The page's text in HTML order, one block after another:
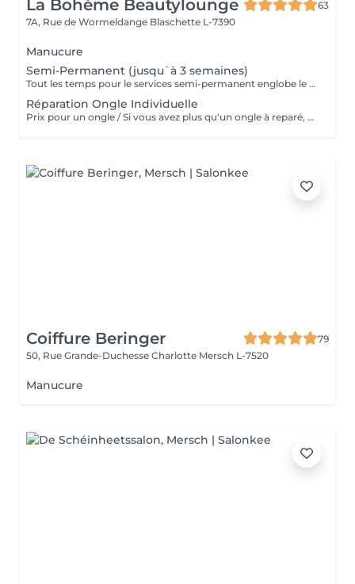
La Bohème Beautylounge
63
7A, Rue de Wormeldange Blaschette L-7390
Manucure
Semi-Permanent (jusqu`à 3 semaines)
Tout les temps pour le services semi-permanent englobe le retrait du semi-permanent qui est déjà sur les ongles)
Réparation Ongle Individuelle
Prix pour un ongle / Si vous avez plus qu'un ongle à reparé, svp de reservé plusieurs fois ce même service. Merci
Coiffure Beringer
79
50, Rue Grande-Duchesse Charlotte Mersch L-7520
Manucure